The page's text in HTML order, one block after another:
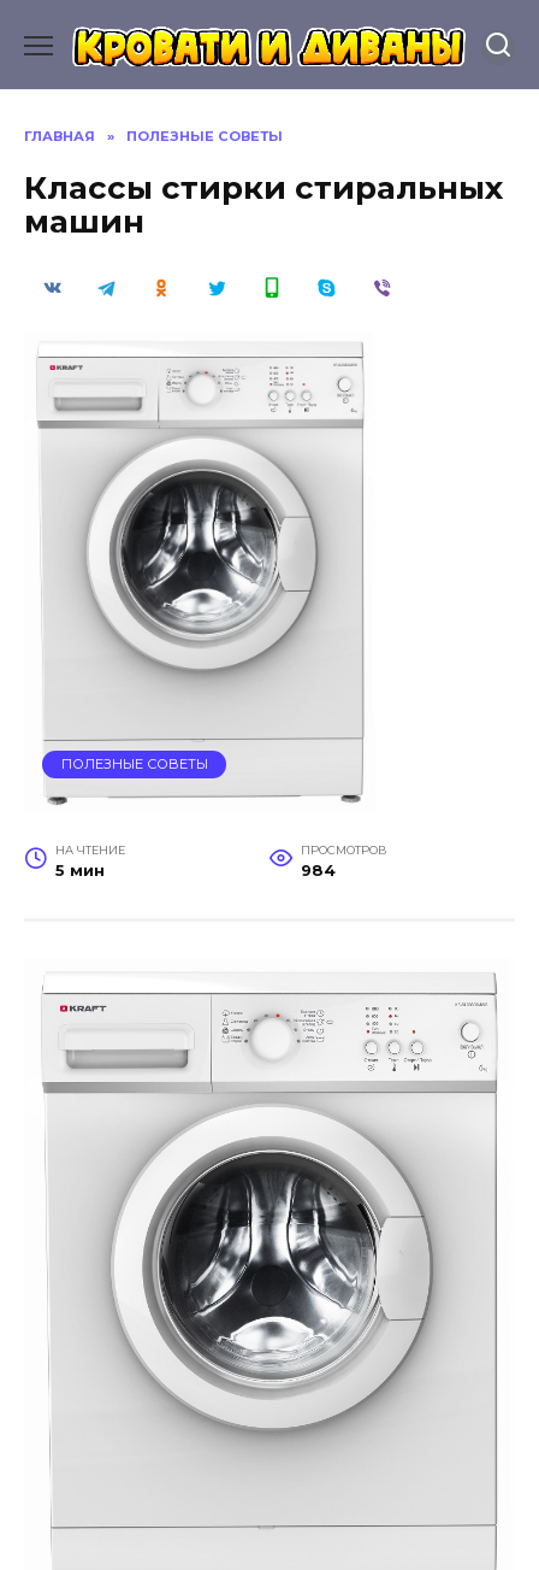
содержанию
ГЛАВНАЯ » ПОЛЕЗНЫЕ СОВЕТЫ
Классы стирки стиральных
машин
ПОЛЕЗНЫЕ СОВЕТЫ
НА ЧТЕНИЕ
5 мин
ПРОСМОТРОВ
984